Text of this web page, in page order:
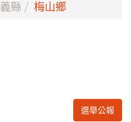
縣 梅山鄉
選舉公報